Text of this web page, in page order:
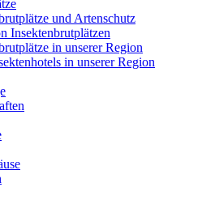
und Artenschutz
Insektenbrutplätzen
in unserer Region
in unserer Region